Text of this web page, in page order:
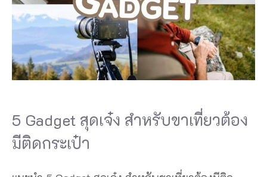
5 Gadget สุดเจ๋ง สําหรับขาเที่ยวต้อง
มีติดกระเป๋า